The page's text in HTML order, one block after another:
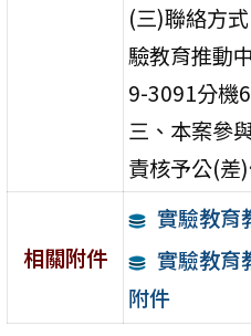
(三)聯絡方
驗教育推動
9-3091分機
三、本案參
責核予公(差
相關附件
實驗教育
實驗教育
附件